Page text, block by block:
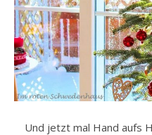
Und jetzt mal Hand aufs